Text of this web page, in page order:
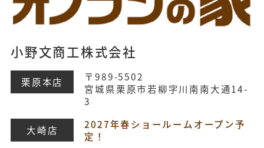
小野文商工株式会社
栗原本店
〒989-5502
宮城県栗原市若柳字川南南大通14-
3
大崎店
2027年春ショールームオープン予
定！